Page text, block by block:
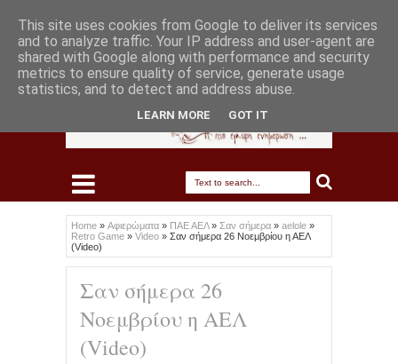
Home » Αφιερώματα » ΠΑΕ ΑΕΛ» Σαν σήμερα » aelole »
Retro Game » Video » Σαν σήμερα 26 Νοεμβρίου η ΑΕΛ
(Video)
Σαν σήμερα 26
Νοεμβρίου η ΑΕΛ
(Video)
This site uses cookies from Google to deliver its services
and to analyze traffic. Your IP address and user-agent are
shared with Google along with performance and security
metrics to ensure quality of service, generate usage
statistics, and to detect and address abuse.
LEARN MORE GOT IT